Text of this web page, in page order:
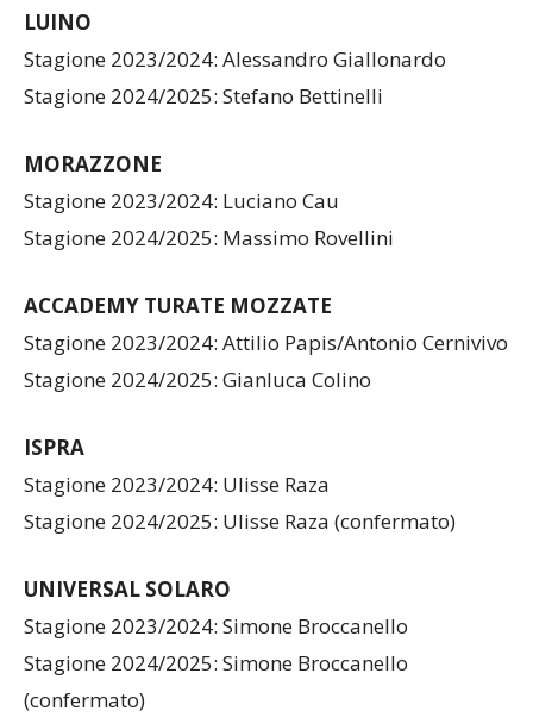
LUINO
Stagione 2023/2024: Alessandro Giallonardo
Stagione 2024/2025: Stefano Bettinelli
MORAZZONE
Stagione 2023/2024: Luciano Cau
Stagione 2024/2025: Massimo Rovellini
ACCADEMY TURATE MOZZATE
Stagione 2023/2024: Attilio Papis/Antonio Cernivivo
Stagione 2024/2025: Gianluca Colino
ISPRA
Stagione 2023/2024: Ulisse Raza
Stagione 2024/2025: Ulisse Raza (confermato)
UNIVERSAL SOLARO
Stagione 2023/2024: Simone Broccanello
Stagione 2024/2025: Simone Broccanello
(confermato)